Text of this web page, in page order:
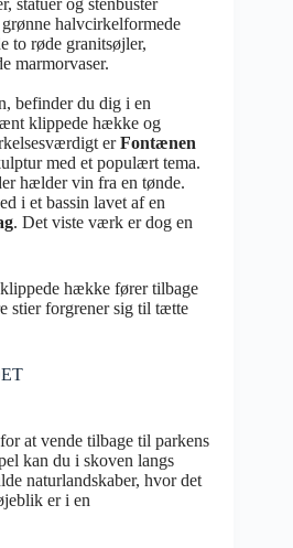
statuer og stenbuster
halvcirkelformede
to røde granitsøjler,
marmorvaser.
befinder du dig i en
klippede hække og
erFontænen
med et populært tema.
hælder vin fra en tønde.
i et bassin lavet af en
. Det viste værk er dog en
hække fører tilbage
stier forgrener sig til tætte
at vende tilbage til parkens
kan du i skoven langs
naturlandskaber, hvor det
er i en